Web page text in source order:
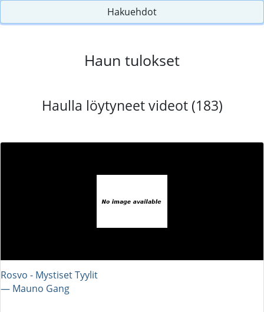
Hakuehdot
Haun tulokset
Haulla löytyneet videot (183)
Rosvo - Mystiset Tyylit
― Mauno Gang